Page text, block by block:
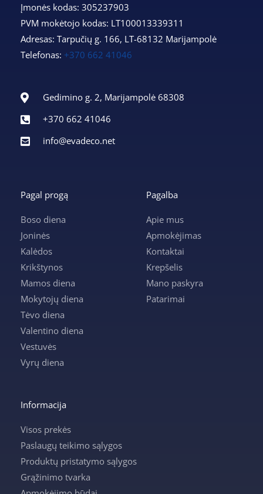
Įmonės kodas: 305237903
PVM mokėtojo kodas: LT100013339311
Adresas: Tarpučių g. 166, LT-68132 Marijampolė
Telefonas: +370 662 41046
Gedimino g. 2, Marijampolė 68308
+370 662 41046
info@evadeco.net
Pagal progą
Boso diena
Joninės
Kalėdos
Krikštynos
Mamos diena
Mokytojų diena
Tėvo diena
Valentino diena
Vestuvės
Vyrų diena
Pagalba
Apie mus
Apmokėjimas
Kontaktai
Krepšelis
Mano paskyra
Patarimai
Informacija
Visos prekės
Paslaugų teikimo sąlygos
Produktų pristatymo sąlygos
Grąžinimo tvarka